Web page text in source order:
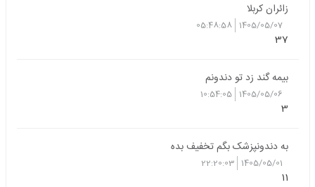
زائران کربلا
1405/05/07
05:48:58
37
بیمه گند زد تو دندونم
1405/05/06
10:54:05
3
به دندونپزشک بگم تخفیف بده
1405/05/01
22:20:03
11